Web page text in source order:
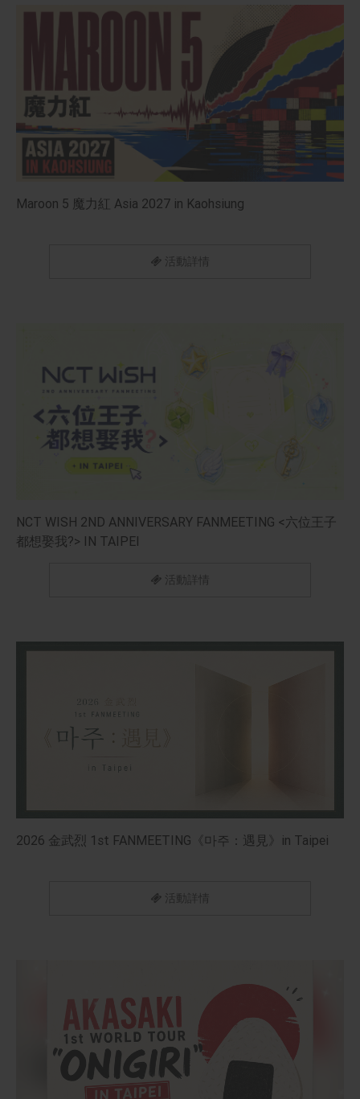
Maroon 5 魔力紅 Asia 2027 in Kaohsiung
活動詳情
NCT WISH 2ND ANNIVERSARY FANMEETING <六位王子
都想娶我?> IN TAIPEI
活動詳情
2026 金武烈 1st FANMEETING《마주：遇見》in Taipei
活動詳情